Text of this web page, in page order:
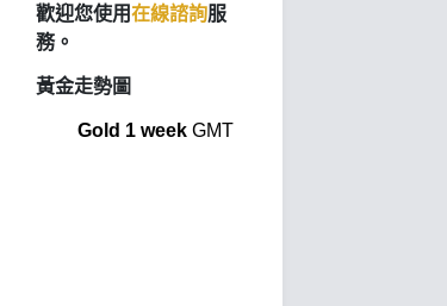
歡迎您使用在線諮詢服
務。
黃金走勢圖
Gold 1 weekGMT